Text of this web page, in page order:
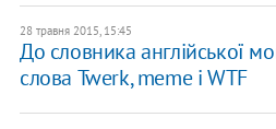
28 травня 2015, 15:45
До словника англійської
слова Twerk, meme і WTF